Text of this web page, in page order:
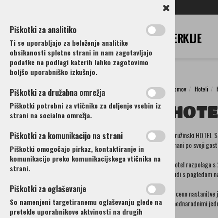
Hoteli
Hotel Rozka
Hotel Silvester Penzion pri mlinu
Hotel Krvavec
Hotel Penzion Jagodic
Hotel Dvor Jezeršek
Eko Glamping resort Krištof
Apartmaji Menart
domov Hoteli
Družinski
znani po svoji
Hotel razpolaga
tudi s pogledom
V ceno
mednarodnimi
Piškotki za analitiko
Ti se uporabljajo za beleženje analitike
obsikanosti spletne strani in nam zagotavljajo
podatke na podlagi katerih lahko zagotovimo
boljšo uporabniško izkušnjo.
Piškotki za družabna omrežja
Piškotki potrebni za vtičnike za deljenje vsebin iz
strani na socialna omrežja.
Piškotki za komunikacijo na strani
Piškotki omogočajo pirkaz, kontaktiranje in
komunikacijo preko komunikacijskega vtičnika na
strani.
Piškotki za oglaševanje
So namenjeni targetiranemu oglaševanju glede na
pretekle uporabnikove aktvinosti na drugih